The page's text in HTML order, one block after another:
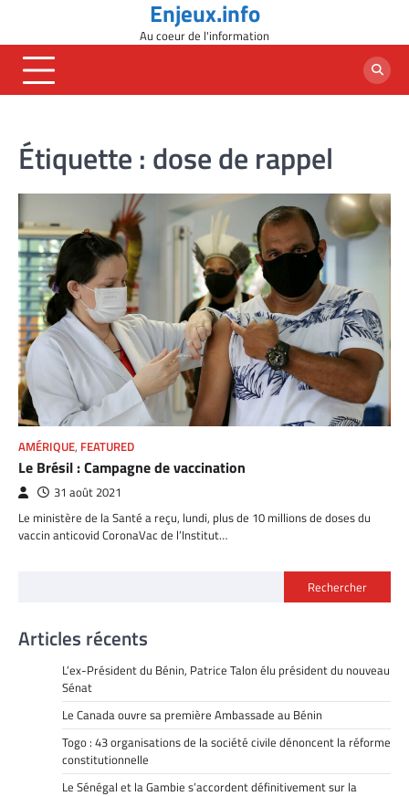
content
Enjeux.info
Au coeur de l'information
Étiquette : dose de rappel
AMÉRIQUE, FEATURED
Le Brésil : Campagne de vaccination
31 août 2021
Le ministère de la Santé a reçu, lundi, plus de 10 millions de doses du
vaccin anticovid CoronaVac de l’Institut…
Rechercher
Articles récents
L’ex-Président du Bénin, Patrice Talon élu président du nouveau
Sénat
Le Canada ouvre sa première Ambassade au Bénin
Togo : 43 organisations de la société civile dénoncent la réforme
constitutionnelle
Le Sénégal et la Gambie s’accordent définitivement sur la